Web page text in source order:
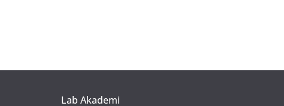
Lab Akademi